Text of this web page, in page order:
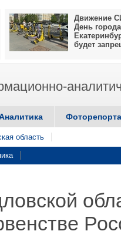
Движение
День города
будет
область